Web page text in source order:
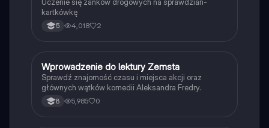
Uczenie się zanków drogowych na sprawdzian-
kartkówkę
5 4,018 2
WJęzyk polski
Wprowadzenie do lektury Zemsta
Sprawdź znajomość czasu i miejsca akcji oraz
głównych wątków komedii Aleksandra Fredry.
8 5,985 0